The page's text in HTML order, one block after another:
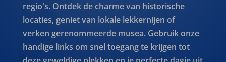
regio's. Ontdek de charme van historische
locaties, geniet van lokale lekkernijen of
verken gerenommeerde musea. Gebruik onze
handige links om snel toegang te krijgen tot